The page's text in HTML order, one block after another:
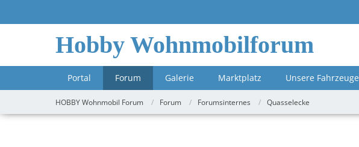
Hobby Wohnmobilforum
Portal Forum Galerie Marktplatz Unsere Fahrzeuge
HOBBY Wohnmobil Forum Forum Forumsinternes Quasselecke